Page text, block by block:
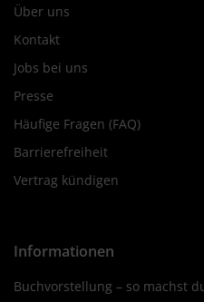
Über uns
Kontakt
Jobs bei uns
Presse
Häufige Fragen (FAQ)
Barrierefreiheit
Vertrag kündigen
Informationen
Buchvorstellung – so machst